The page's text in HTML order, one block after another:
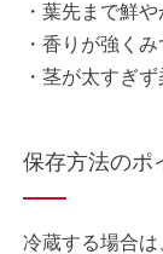
・葉先まで鮮
・香りが強く
・茎が太すぎ
保存方法のポ
冷蔵する場合